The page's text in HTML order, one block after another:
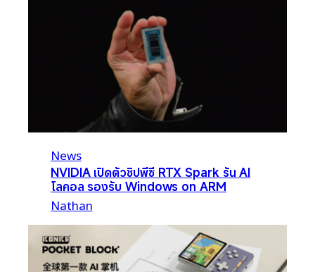
News
NVIDIA เปิดตัวชิปพีซี RTX Spark รัน AI
โลคอล รองรับ Windows on ARM
Nathan